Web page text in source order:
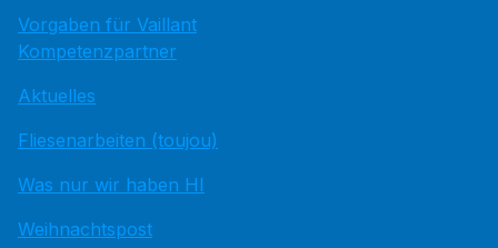
Vorgaben für Vaillant
Kompetenzpartner
Aktuelles
Fliesenarbeiten (toujou)
Was nur wir haben HI
Weihnachtspost